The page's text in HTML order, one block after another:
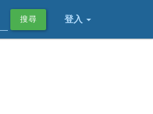
登入
搜尋